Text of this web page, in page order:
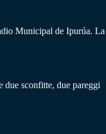
Municipal de Ipurúa. La
due sconfitte, due pareggi